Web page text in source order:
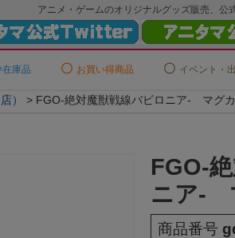
アニメ・ゲームのオリジナルグッズ販売、公
在庫品 お買い得商品 イベント・
） FGO-絶対魔獣戦線バビロニア- マグ
FGO-
ニア-
商品番号